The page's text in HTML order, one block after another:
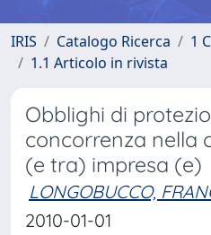
IRIS Catalogo Ricerca
1
1.1 Articolo in rivista
Obblighi di
concorrenza nella
(e tra) impresa (e)
LONGOBUCCO,
2010-01-01